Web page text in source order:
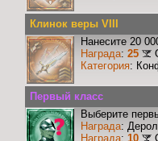
Клинок веры VIII
Нанесите 20
Награда: 25
Категория:
Первый класс
Выберите
Награда:
Награда: 10